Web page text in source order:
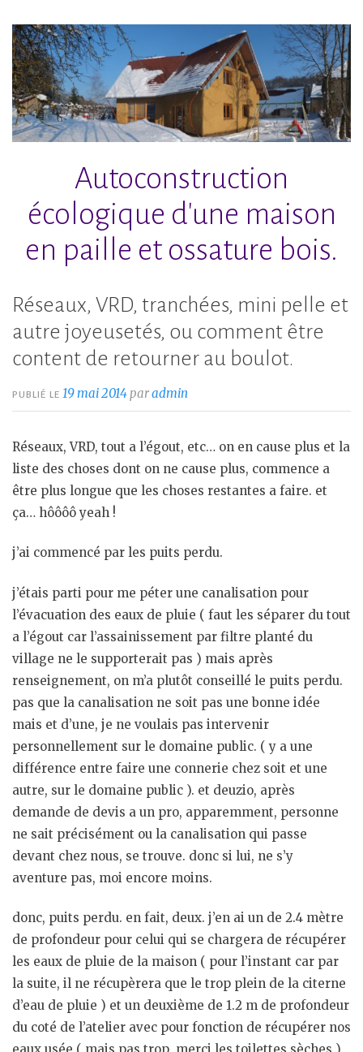
Accéder
au
contenu
principal
Autoconstruction
écologique d'une maison
en paille et ossature bois.
Réseaux, VRD, tranchées, mini pelle et
autre joyeusetés, ou comment être
content de retourner au boulot.
PUBLIÉ LE 19 mai 2014paradmin
Réseaux, VRD, tout a l’égout, etc… on en cause plus et la
liste des choses dont on ne cause plus, commence a
être plus longue que les choses restantes a faire. et
ça… hôôôô yeah !
j’ai commencé par les puits perdu.
j’étais parti pour me péter une canalisation pour
l’évacuation des eaux de pluie ( faut les séparer du tout
a l’égout car l’assainissement par filtre planté du
village ne le supporterait pas ) mais après
renseignement, on m’a plutôt conseillé le puits perdu.
pas que la canalisation ne soit pas une bonne idée
mais et d’une, je ne voulais pas intervenir
personnellement sur le domaine public. ( y a une
différence entre faire une connerie chez soit et une
autre, sur le domaine public ). et deuzio, après
demande de devis a un pro, apparemment, personne
ne sait précisément ou la canalisation qui passe
devant chez nous, se trouve. donc si lui, ne s’y
aventure pas, moi encore moins.
donc, puits perdu. en fait, deux. j’en ai un de 2.4 mètre
de profondeur pour celui qui se chargera de récupérer
les eaux de pluie de la maison ( pour l’instant car par
la suite, il ne récupèrera que le trop plein de la citerne
d’eau de pluie ) et un deuxième de 1.2 m de profondeur
du coté de l’atelier avec pour fonction de récupérer nos